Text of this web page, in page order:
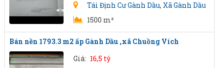
Tái Định Cư Gành Dầu, Xã Gành Dầu
1500 m²
Bán nền 1793.3 m2 ấp Gành Dầu ,xã Chuồng Vích
Giá: 16,5 tỷ